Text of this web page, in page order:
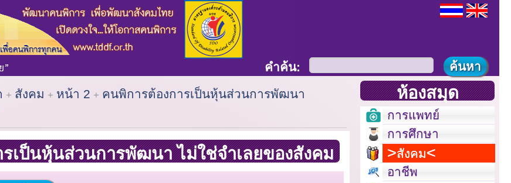
คำค้น:
สังคม หน้า 2
คนพิการต้องการเป็นหุ้นส่วนการพัฒนา
เป็นหุ้นส่วนการพัฒนา ไม่ใช่จำเลยของสังคม
ห้องสมุด
การแพทย์
การศึกษา
สังคม
อาชีพ